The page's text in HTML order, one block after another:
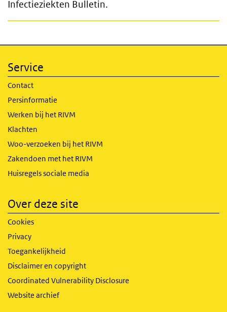
Infectieziekten Bulletin.
Service
Contact
Persinformatie
Werken bij het RIVM
Klachten
Woo-verzoeken bij het RIVM
Zakendoen met het RIVM
Huisregels sociale media
Over deze site
Cookies
Privacy
Toegankelijkheid
Disclaimer en copyright
Coordinated Vulnerability Disclosure
Website archief